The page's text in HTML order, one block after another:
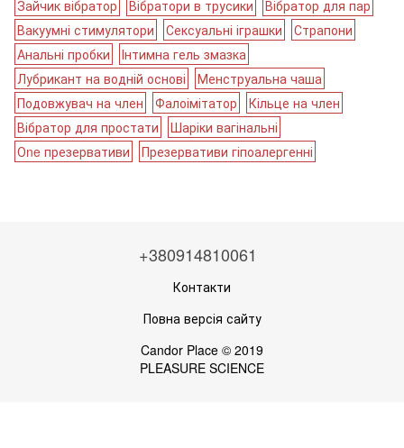
Зайчик вібратор
Вібратори в трусики
Вібратор для пар
Вакуумні стимулятори
Сексуальні іграшки
Страпони
Анальні пробки
Інтимна гель змазка
Лубрикант на водній основі
Менструальна чаша
Подовжувач на член
Фалоімітатор
Кільце на член
Вібратор для простати
Шаріки вагінальні
Оne презервативи
Презервативи гіпоалергенні
+380914810061
Контакти
Повна версія сайту
Candor Place © 2019
PLEASURE SCIENCE